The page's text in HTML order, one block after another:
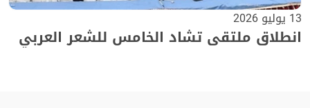
13 يوليو 2026
انطلاق ملتقى تشاد الخامس للشعر العربي